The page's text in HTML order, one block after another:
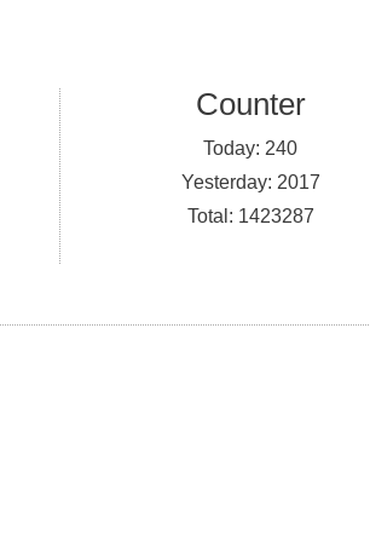
Counter
Today: 240
Yesterday: 2017
Total: 1423287